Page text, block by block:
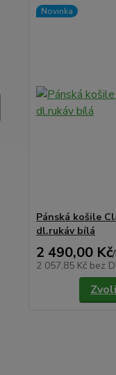
Novinka
Pánská košile
dl.rukáv bílá
2 490,00 Kč/
2 057,85 Kč bez